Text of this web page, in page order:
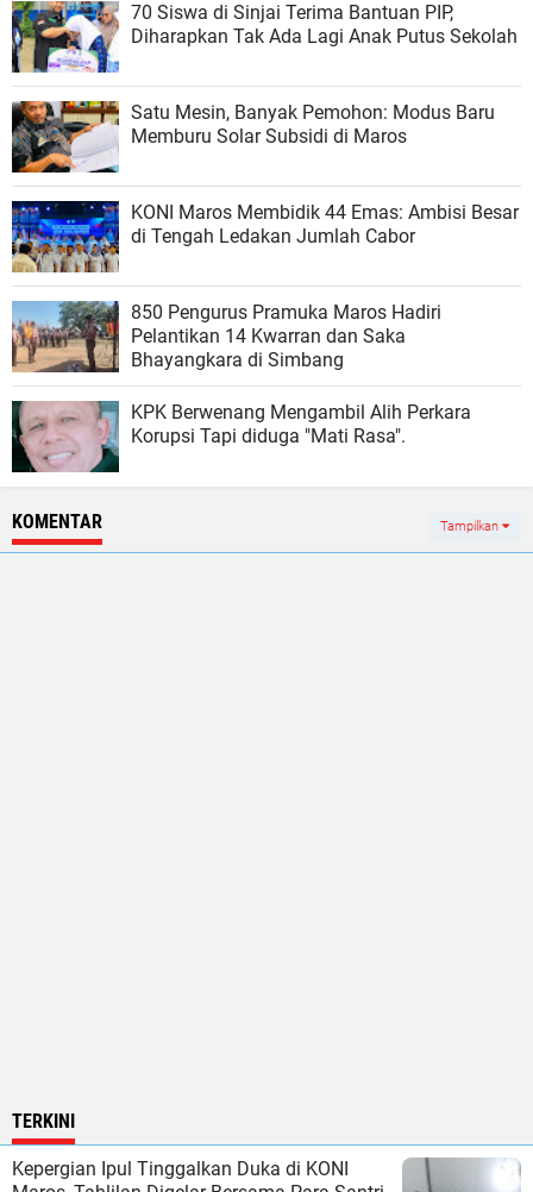
70 Siswa di Sinjai Terima Bantuan PIP,
Diharapkan Tak Ada Lagi Anak Putus Sekolah
Satu Mesin, Banyak Pemohon: Modus Baru
Memburu Solar Subsidi di Maros
KONI Maros Membidik 44 Emas: Ambisi Besar
di Tengah Ledakan Jumlah Cabor
850 Pengurus Pramuka Maros Hadiri
Pelantikan 14 Kwarran dan Saka
Bhayangkara di Simbang
KPK Berwenang Mengambil Alih Perkara
Korupsi Tapi diduga "Mati Rasa".
KOMENTAR Tampilkan
TERKINI
Kepergian Ipul Tinggalkan Duka di KONI